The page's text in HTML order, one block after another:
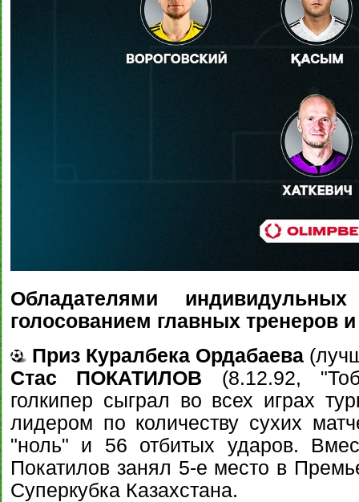
Обладателями
голосованием главных тренеров
Приз Куралбека Ордабаева
Стас ПОКАТИЛОВ (8.12.92,
голкипер сыграл во всех играх
лидером по количеству сухих
"ноль" и 56 отбитых ударов.
Покатилов занял 5-е место в
Суперкубка Казахстана.